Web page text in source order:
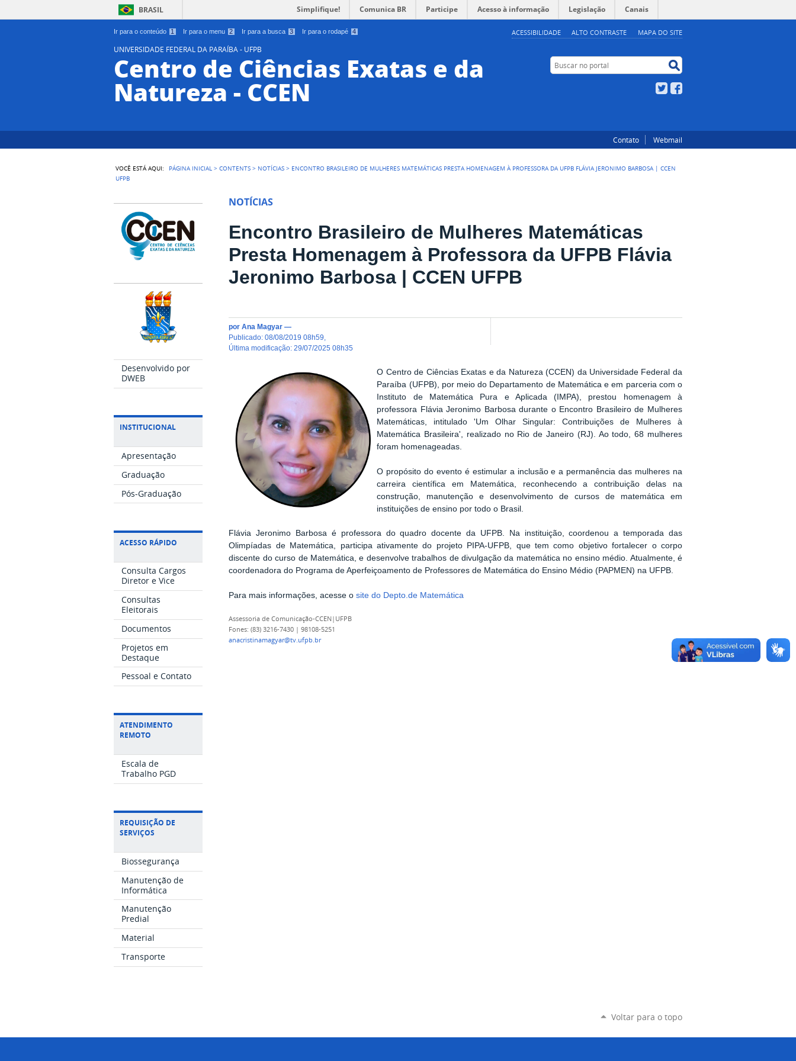
Ir para o conteúdo 1 Ir para o menu 2 Ir para a busca 3 Ir para o rodapé 4 ACESSIBILIDADE ALTO CONTRASTE MAPA DO SITE
BRASIL Simplifique! Comunica BR Participe Acesso à informação Legislação Canais
UNIVERSIDADE FEDERAL DA PARAÍBA - UFPB
Centro de Ciências Exatas e da
Natureza - CCEN
Buscar no portal
Twitter
Contato Webmail
VOCÊ ESTÁ AQUI: PÁGINA INICIAL >CONTENTS > NOTÍCIAS > ENCONTRO BRASILEIRO DE MULHERES MATEMÁTICAS PRESTA HOMENAGEM À PROFESSORA DA UFPB FLÁVIA JERONIMO BARBOSA | CCEN
UFPB
Desenvolvido por
DWEB
INSTITUCIONAL
Apresentação
Graduação
Pós-Graduação
ACESSO RÁPIDO
Consulta Cargos
Diretor e Vice
Consultas
Eleitorais
Documentos
Projetos em
Destaque
Pessoal e Contato
ATENDIMENTO
REMOTO
Escala de
Trabalho PGD
REQUISIÇÃO DE
SERVIÇOS
Biossegurança
Manutenção de
Informática
Manutenção
Predial
Material
Transporte
NOTÍCIAS
Encontro Brasileiro de Mulheres Matemáticas
Presta Homenagem à Professora da UFPB Flávia
Jeronimo Barbosa | CCEN UFPB
porAna Magyar —
publicado:08/08/2019 08h59
última modificação:29/07/2025 08h35
O Centro de Ciências Exatas e da Natureza (CCEN) da Universidade Federal da
Paraíba (UFPB), por meio do Departamento de Matemática e em parceria com o
Instituto de Matemática Pura e Aplicada (IMPA), prestou homenagem à
professora Flávia Jeronimo Barbosa durante o Encontro Brasileiro de Mulheres
Matemáticas, intitulado 'Um Olhar Singular: Contribuições de Mulheres à
Matemática Brasileira', realizado no Rio de Janeiro (RJ). Ao todo, 68 mulheres
foram homenageadas.
O propósito do evento é estimular a inclusão e a permanência das mulheres na
carreira científica em Matemática, reconhecendo a contribuição delas na
construção, manutenção e desenvolvimento de cursos de matemática em
instituições de ensino por todo o Brasil.
Flávia Jeronimo Barbosa é professora do quadro docente da UFPB. Na instituição, coordenou a temporada das
Olimpíadas de Matemática, participa ativamente do projeto PIPA-UFPB, que tem como objetivo fortalecer o corpo
discente do curso de Matemática, e desenvolve trabalhos de divulgação da matemática no ensino médio. Atualmente, é
coordenadora do Programa de Aperfeiçoamento de Professores de Matemática do Ensino Médio (PAPMEN) na UFPB.
Para mais informações, acesse osite do Depto.de Matemática
Assessoria de Comunicação-CCEN|UFPB
Fones: (83) 3216-7430 | 98108-5251
anacristinamagyar@tv.ufpb.br
Voltar para o topo